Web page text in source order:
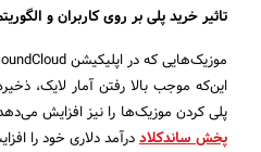
تاثیر خرید پلی بر روی کاربران و
این‌که موجب بالا رفتن آمار لایک،
پلی کردن موزیک‌ها را نیز افزایش
پخش ساندکلاددرآمد دلاری خود را